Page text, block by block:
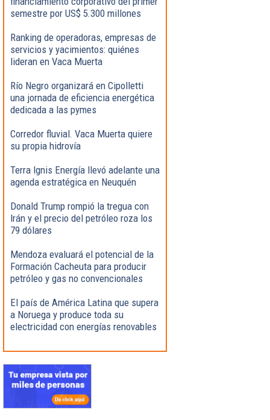
semestre por US$ 5.300 millones
Ranking de operadoras, empresas de
servicios y yacimientos: quiénes
lideran en Vaca Muerta
Río Negro organizará en Cipolletti
una jornada de eficiencia energética
dedicada a las pymes
Corredor fluvial. Vaca Muerta quiere
su propia hidrovía
Terra Ignis Energía llevó adelante una
agenda estratégica en Neuquén
Donald Trump rompió la tregua con
Irán y el precio del petróleo roza los
79 dólares
Mendoza evaluará el potencial de la
Formación Cacheuta para producir
petróleo y gas no convencionales
El país de América Latina que supera
a Noruega y produce toda su
electricidad con energías renovables